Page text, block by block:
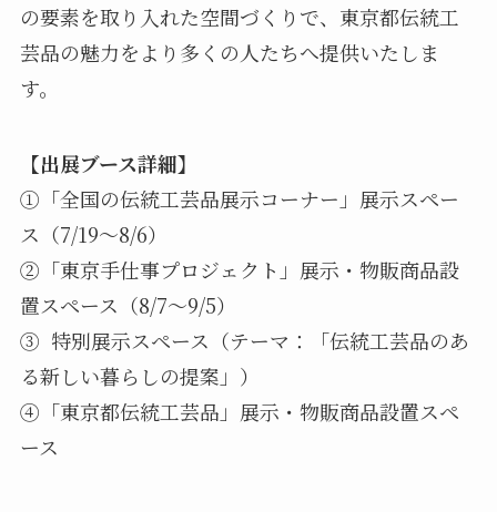
の要素を取り入れた空間づくりで、東京都伝統工
芸品の魅力をより多くの人たちへ提供いたしま
す。
【出展ブース詳細】
①「全国の伝統工芸品展示コーナー」展示スペー
ス（7/19～8/6）
②「東京手仕事プロジェクト」展示・物販商品設
置スペース（8/7～9/5）
③ 特別展示スペース（テーマ：「伝統工芸品のあ
る新しい暮らしの提案」）
④「東京都伝統工芸品」展示・物販商品設置スペ
ース